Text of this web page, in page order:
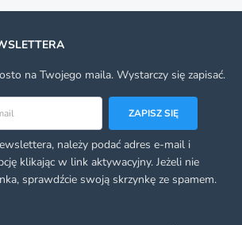
na Twojego maila. Wystarczy się zapisać.
ZAPISZ SIĘ
należy podać adres e-mail i
klikając w link aktywacyjny. Jeżeli nie
sprawdźcie swoją skrzynkę ze spamem.